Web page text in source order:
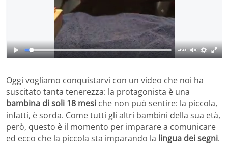
Oggi vogliamo conquistarvi con un video che noi ha
suscitato tanta tenerezza: la protagonista è una
bambina di soli 18 mesi che non può sentire: la piccola,
infatti, è sorda. Come tutti gli altri bambini della sua età,
però, questo è il momento per imparare a comunicare
ed ecco che la piccola sta imparando la lingua dei segni.